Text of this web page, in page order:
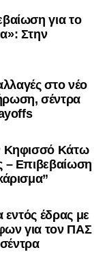
για το
Στην
στο νέο
σέντρα
Κηφισσό Κάτω
– Επιβεβαίωση
εντός έδρας με
για τον ΠΑΣ